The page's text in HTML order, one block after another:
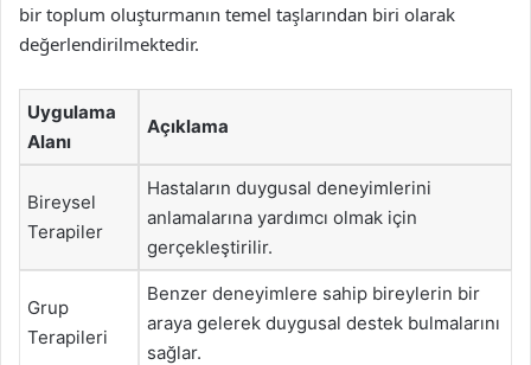
bir toplum oluşturmanın temel taşlarından biri olarak
değerlendirilmektedir.
Uygulama
Alanı
Açıklama
Bireysel
Terapiler
Hastaların duygusal deneyimlerini
anlamalarına yardımcı olmak için
gerçekleştirilir.
Grup
Terapileri
Benzer deneyimlere sahip bireylerin bir
araya gelerek duygusal destek bulmalarını
sağlar.